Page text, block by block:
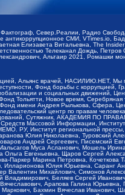
Север.Реалии, Радио
СМИ, VTimes.io,
Елизавета Витальевна, The
Телеканал Дождь,
Альтаир 2021, Ромашки
Альянс врачей, НАСИЛИЮ.НЕТ,
Фонд борьбы с коррупцией,
и социальных движений,
Тольятти, Новое время, Серебряная
имени Андрея Рылькова, Сфера,
центр по правам
Сутяжник, АКАДЕМИЯ ПО
Массовой Информации,
РУ, Институт региональной
Юлия Николаевна, Туровский
Андрей Сергеевич, Писемский
Муса Асланович, Мошель
Евгеньевна, Щаров Сергей
Марина Петровна, Кочеткова
Илларионова Юлия Юрьевна, Саранг
Валентин Михайлович, Симонов
Беляев Сергей
Арапова Галина
Бахмин Вячеслав